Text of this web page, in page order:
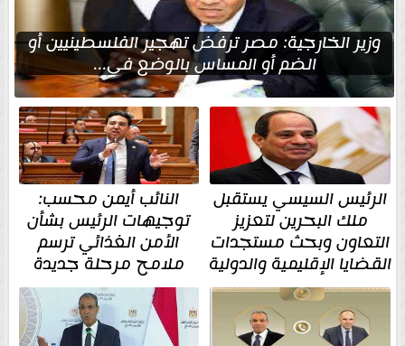
وزير الخارجية: مصر ترفض تهجير الفلسطينيين أو
الضم أو المساس بالوضع في...
الرئيس السيسي يستقبل
ملك البحرين لتعزيز
التعاون وبحث مستجدات
القضايا الإقليمية والدولية
النائب أيمن محسب:
توجيهات الرئيس بشأن
الأمن الغذائي ترسم
ملامح مرحلة جديدة